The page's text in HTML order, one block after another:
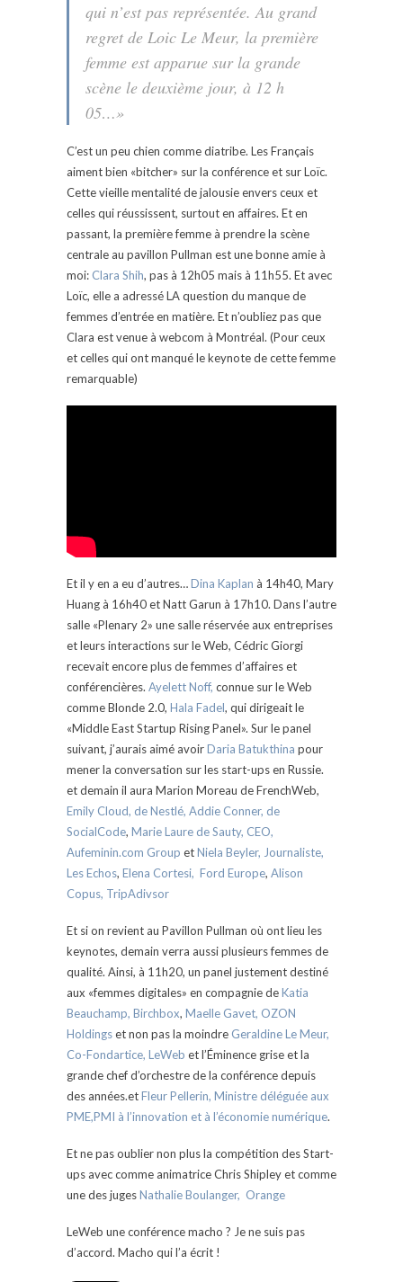
qui n’est pas représentée. Au grand
regret de Loic Le Meur, la première
femme est apparue sur la grande
scène le deuxième jour, à 12 h
05…»
C’est un peu chien comme diatribe. Les Français
aiment bien «bitcher» sur la conférence et sur Loïc.
Cette vieille mentalité de jalousie envers ceux et
celles qui réussissent, surtout en affaires. Et en
passant, la première femme à prendre la scène
centrale au pavillon Pullman est une bonne amie à
moi: Clara Shih, pas à 12h05 mais à 11h55. Et avec
Loïc, elle a adressé LA question du manque de
femmes d’entrée en matière. Et n’oubliez pas que
Clara est venue à webcom à Montréal. (Pour ceux
et celles qui ont manqué le keynote de cette femme
remarquable)
Et il y en a eu d’autres…Dina Kaplan à 14h40, Mary
Huang à 16h40 et Natt Garun à 17h10. Dans l’autre
salle «Plenary 2» une salle réservée aux entreprises
et leurs interactions sur le Web, Cédric Giorgi
recevait encore plus de femmes d’affaires et
conférencières. Ayelett Noff, connue sur le Web
comme Blonde 2.0, Hala Fadel, qui dirigeait le
«Middle East Startup Rising Panel». Sur le panel
suivant, j’aurais aimé avoirDaria Batukthina pour
mener la conversation sur les start-ups en Russie.
et demain il aura Marion Moreau de FrenchWeb,
Emily Cloud, de Nestlé, Addie Conner, de
SocialCode, Marie Laure de Sauty, CEO,
Aufeminin.com Group etNiela Beyler, Journaliste,
Les Echos, Elena Cortesi, Ford Europe, Alison
Copus, TripAdivsor
Et si on revient au Pavillon Pullman où ont lieu les
keynotes, demain verra aussi plusieurs femmes de
qualité. Ainsi, à 11h20, un panel justement destiné
aux «femmes digitales» en compagnie deKatia
Beauchamp, Birchbox, Maelle Gavet, OZON
Holdingset non pas la moindre Geraldine Le Meur,
Co-Fondartice, LeWeb et l’Éminence grise et la
grande chef d’orchestre de la conférence depuis
des années.etFleur Pellerin, Ministre déléguée aux
PME,PMI à l’innovation et à l’économie numérique.
Et ne pas oublier non plus la compétition des Start-
ups avec comme animatrice Chris Shipley et comme
une des jugesNathalie Boulanger, Orange
LeWeb une conférence macho ? Je ne suis pas
d’accord. Macho qui l’a écrit !